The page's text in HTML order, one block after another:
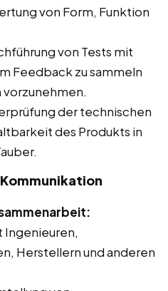
von Form, Funktion
von Tests mit
Feedback zu sammeln
vorzunehmen.
der technischen
des Produkts in
Ingenieuren,
Herstellern und anderen